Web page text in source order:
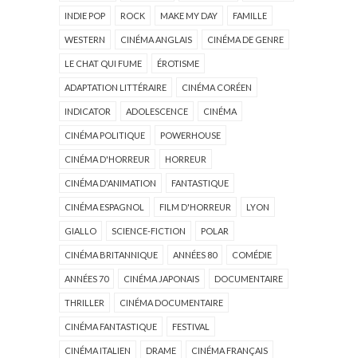
INDIE POP ROCK MAKE MY DAY FAMILLE
WESTERN CINÉMA ANGLAIS CINÉMA DE GENRE
LE CHAT QUI FUME ÉROTISME
ADAPTATION LITTÉRAIRE CINÉMA CORÉEN
INDICATOR ADOLESCENCE CINÉMA
CINÉMA POLITIQUE POWERHOUSE
CINÉMA D'HORREUR HORREUR
CINÉMA D'ANIMATION FANTASTIQUE
CINÉMA ESPAGNOL FILM D'HORREUR LYON
GIALLO SCIENCE-FICTION POLAR
CINÉMA BRITANNIQUE ANNÉES 80 COMÉDIE
ANNÉES 70 CINÉMA JAPONAIS DOCUMENTAIRE
THRILLER CINÉMA DOCUMENTAIRE
CINÉMA FANTASTIQUE FESTIVAL
CINÉMA ITALIEN DRAME CINÉMA FRANÇAIS